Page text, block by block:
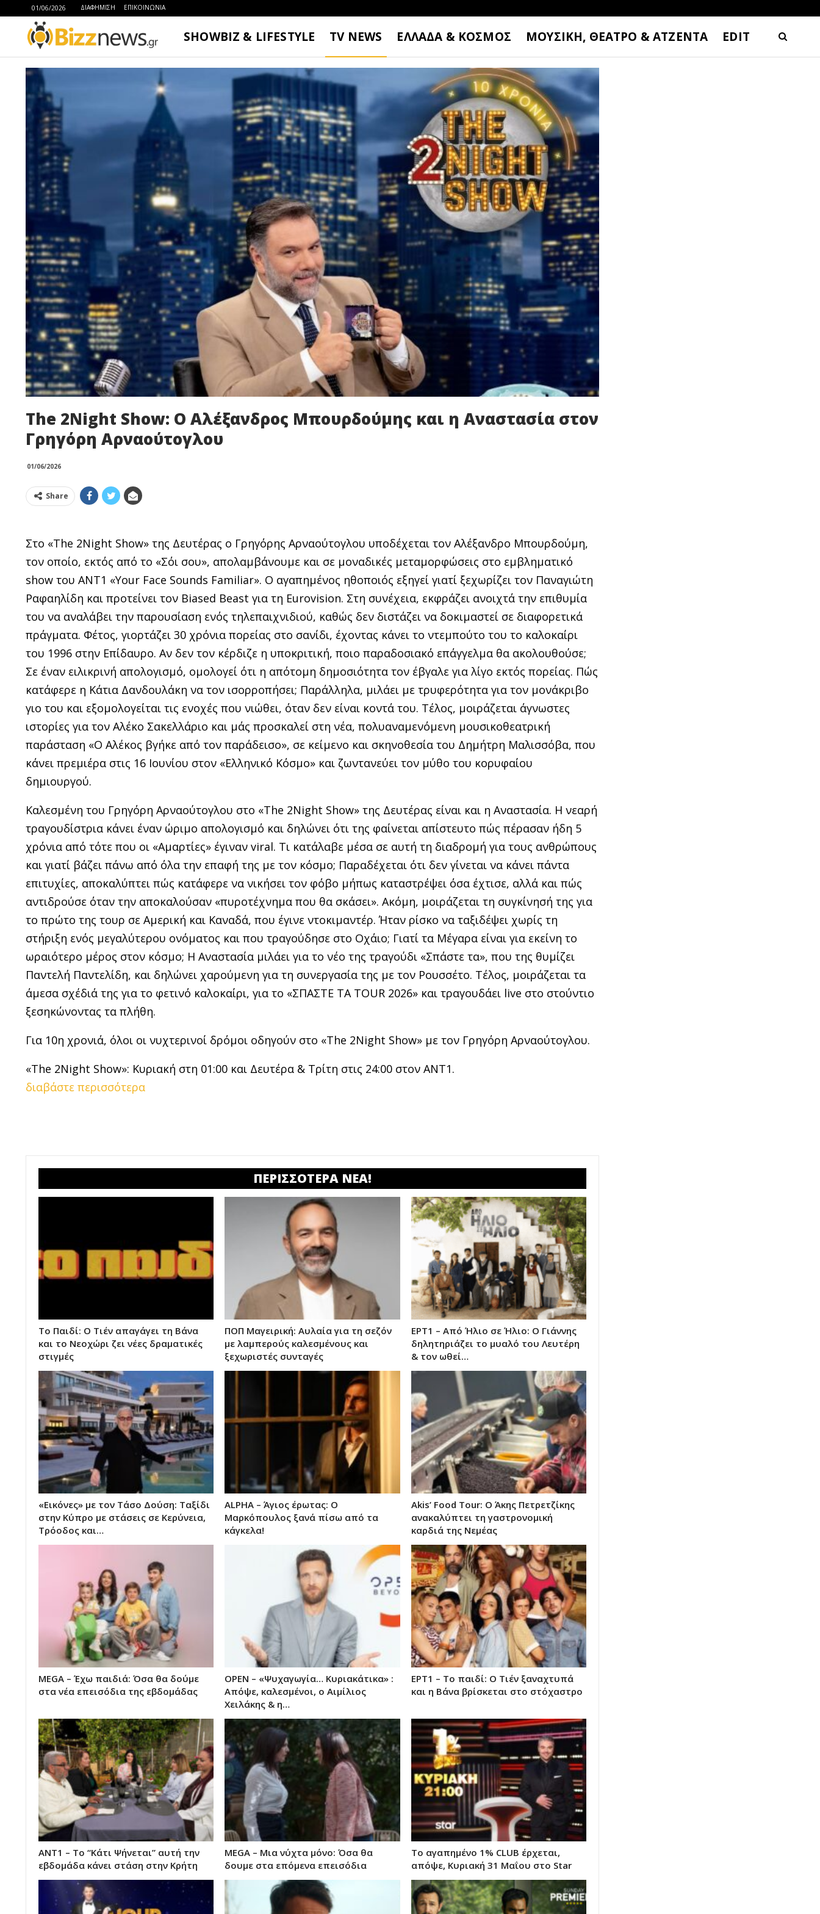
01/06/2026 ΔΙΑΦΗΜΙΣΗ ΕΠΙΚΟΙΝΩΝΙΑ
SHOWBIZ & LIFESTYLE TV NEWS ΕΛΛΑΔΑ & ΚΟΣΜΟΣ ΜΟΥΣΙΚΗ, ΘΕΑΤΡΟ & ΑΤΖΕΝΤΑ EDIT
The 2Night Show: Ο Αλέξανδρος Μπουρδούμης και η Αναστασία στον
Γρηγόρη Αρναούτογλου
01/06/2026
Share
Στο «The 2Night Show» της Δευτέρας ο Γρηγόρης Αρναούτογλου υποδέχεται τον Αλέξανδρο Μπουρδούμη,
τον οποίο, εκτός από το «Σόι σου», απολαμβάνουμε και σε μοναδικές μεταμoρφώσεις στο εμβληματικό
show του ΑΝΤ1 «Your Face Sounds Familiar». Ο αγαπημένος ηθοποιός εξηγεί γιατί ξεχωρίζει τον Παναγιώτη
Ραφαηλίδη και προτείνει τον Biased Beast για τη Eurovision. Στη συνέχεια, εκφράζει ανοιχτά την επιθυμία
του να αναλάβει την παρουσίαση ενός τηλεπαιχνιδιού, καθώς δεν διστάζει να δοκιμαστεί σε διαφορετικά
πράγματα. Φέτος, γιορτάζει 30 χρόνια πορείας στο σανίδι, έχοντας κάνει το ντεμπούτο του το καλοκαίρι
του 1996 στην Επίδαυρο. Αν δεν τον κέρδιζε η υποκριτική, ποιο παραδοσιακό επάγγελμα θα ακολουθούσε;
Σε έναν ειλικρινή απολογισμό, ομολογεί ότι η απότομη δημοσιότητα τον έβγαλε για λίγο εκτός πορείας. Πώς
κατάφερε η Κάτια Δανδουλάκη να τον ισορροπήσει; Παράλληλα, μιλάει με τρυφερότητα για τον μονάκριβο
γιο του και εξομολογείται τις ενοχές που νιώθει, όταν δεν είναι κοντά του. Τέλος, μοιράζεται άγνωστες
ιστορίες για τον Αλέκο Σακελλάριο και μάς προσκαλεί στη νέα, πολυαναμενόμενη μουσικοθεατρική
παράσταση «Ο Αλέκος βγήκε από τον παράδεισο», σε κείμενο και σκηνοθεσία του Δημήτρη Μαλισσόβα, που
κάνει πρεμιέρα στις 16 Ιουνίου στον «Ελληνικό Κόσμο» και ζωντανεύει τον μύθο του κορυφαίου
δημιουργού.
Καλεσμένη του Γρηγόρη Αρναούτογλου στο «The 2Night Show» της Δευτέρας είναι και η Αναστασία. Η νεαρή
τραγουδίστρια κάνει έναν ώριμο απολογισμό και δηλώνει ότι της φαίνεται απίστευτο πώς πέρασαν ήδη 5
χρόνια από τότε που οι «Αμαρτίες» έγιναν viral. Τι κατάλαβε μέσα σε αυτή τη διαδρομή για τους ανθρώπους
και γιατί βάζει πάνω από όλα την επαφή της με τον κόσμο; Παραδέχεται ότι δεν γίνεται να κάνει πάντα
επιτυχίες, αποκαλύπτει πώς κατάφερε να νικήσει τον φόβο μήπως καταστρέψει όσα έχτισε, αλλά και πώς
αντιδρούσε όταν την αποκαλούσαν «πυροτέχνημα που θα σκάσει». Ακόμη, μοιράζεται τη συγκίνησή της για
το πρώτο της τουρ σε Αμερική και Καναδά, που έγινε ντοκιμαντέρ. Ήταν ρίσκο να ταξιδέψει χωρίς τη
στήριξη ενός μεγαλύτερου ονόματος και που τραγούδησε στο Οχάιο; Γιατί τα Μέγαρα είναι για εκείνη το
ωραιότερο μέρος στον κόσμο; Η Αναστασία μιλάει για το νέο της τραγούδι «Σπάστε τα», που της θυμίζει
Παντελή Παντελίδη, και δηλώνει χαρούμενη για τη συνεργασία της με τον Ρουσσέτο. Τέλος, μοιράζεται τα
άμεσα σχέδιά της για το φετινό καλοκαίρι, για το «ΣΠΑΣΤΕ ΤΑ TOUR 2026» και τραγουδάει live στο στούντιο
ξεσηκώνοντας τα πλήθη.
Για 10η χρονιά, όλοι οι νυχτερινοί δρόμοι οδηγούν στο «The 2Νight Show» με τον Γρηγόρη Αρναούτογλου.
«The 2Νight Show»: Κυριακή στη 01:00 και Δευτέρα & Τρίτη στις 24:00 στον ΑΝΤ1.
διαβάστε περισσότερα
ΠΕΡΙΣΣΟΤΕΡΑ ΝΕΑ!
Το Παιδί: Ο Τιέν απαγάγει τη Βάνα
και το Νεοχώρι ζει νέες δραματικές
στιγμές
ΠΟΠ Μαγειρική: Αυλαία για τη σεζόν
με λαμπερούς καλεσμένους και
ξεχωριστές συνταγές
ΕΡΤ1 – Από Ήλιο σε Ήλιο: Ο Γιάννης
δηλητηριάζει το μυαλό του Λευτέρη
& τον ωθεί…
«Εικόνες» με τον Τάσο Δούση: Ταξίδι
στην Κύπρο με στάσεις σε Κερύνεια,
Τρόοδος και…
ALPHA – Άγιος έρωτας: Ο
Μαρκόπουλος ξανά πίσω από τα
κάγκελα!
Akis’ Food Tour: Ο Άκης Πετρετζίκης
ανακαλύπτει τη γαστρονομική
καρδιά της Νεμέας
MEGA – Έχω παιδιά: Όσα θα δούμε
στα νέα επεισόδια της εβδομάδας
OPEN – «Ψυχαγωγία… Κυριακάτικα» :
Απόψε, καλεσμένοι, o Αιμίλιος
Χειλάκης & η…
ΕΡΤ1 – Το παιδί: Ο Τιέν ξαναχτυπά
και η Βάνα βρίσκεται στο στόχαστρο
ΑΝΤ1 – Το “Κάτι Ψήνεται” αυτή την
εβδομάδα κάνει στάση στην Κρήτη
MEGA – Μια νύχτα μόνο: Όσα θα
δουμε στα επόμενα επεισόδια
Το αγαπημένο 1% CLUB έρχεται,
απόψε, Κυριακή 31 Μαΐου στο Star